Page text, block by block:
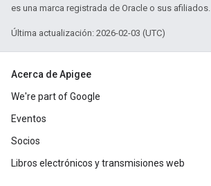
es una marca registrada de Oracle o sus afiliados.
Última actualización: 2026-02-03 (UTC)
Acerca de Apigee
We're part of Google
Eventos
Socios
Libros electrónicos y transmisiones web